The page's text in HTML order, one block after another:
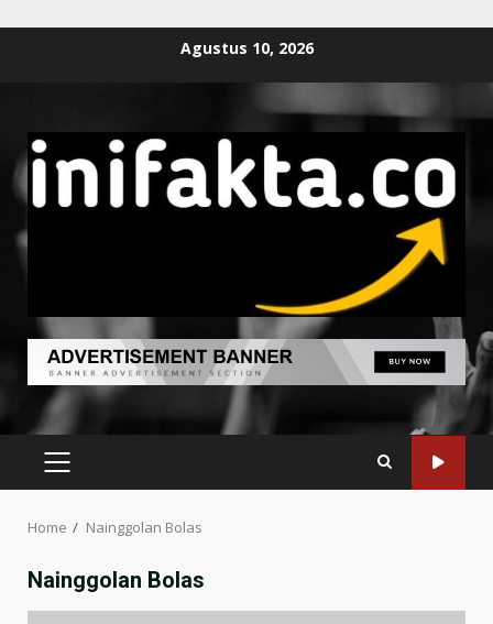
Agustus 10, 2026
Home Nainggolan Bolas
Nainggolan Bolas